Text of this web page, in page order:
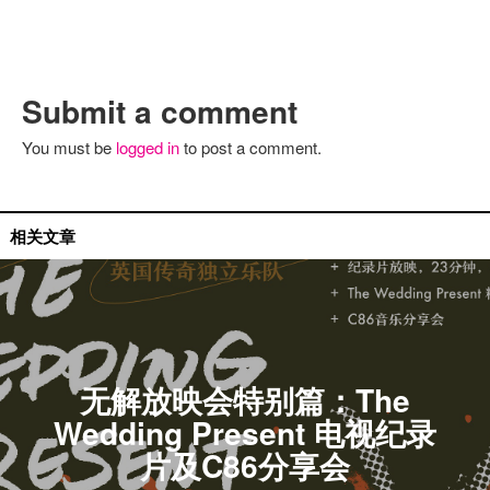
Submit a comment
You must be logged into post a comment.
相关文章
无解放映会特别篇：The
Wedding Present 电视纪录
片及C86分享会
无解放映会